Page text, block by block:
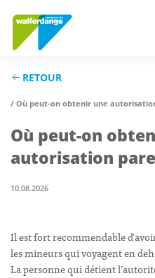
RETOUR
/ Où peut-on obtenir une
Où peut-on
autorisation
10.08.2026
Il est fort recommendable
les mineurs qui voyagent en
La personne qui détient